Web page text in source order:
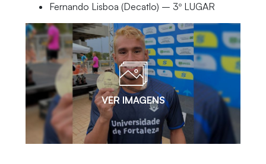
Fernando Lisboa (Decatlo) – 3º LUGAR
VER IMAGENS